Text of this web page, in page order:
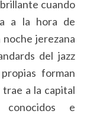
cuando
a la hora de
jerezana
del jazz
forman
a la capital
e